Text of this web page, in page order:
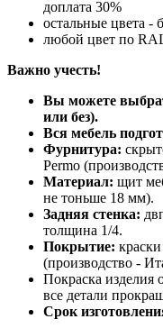
доплата 30%
остальные цвета -
любой цвет по
Важно учесть!
Вы можете
или без).
Вся мебель
Фурнитура:
Permo
Материал: щит
не тоньше 18 мм).
Задняя стенка:
толщина 1/4.
Покрытие:
(производство -
Покраска изделия
все детали
Срок